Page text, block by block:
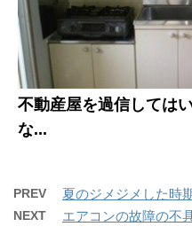
不動産屋を過信しては
な...
PREV 夏のジメジメした時
NEXT エアコンの故障の不